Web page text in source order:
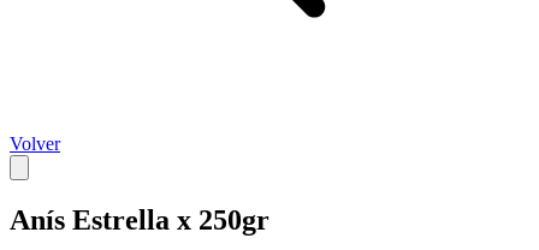
Volver
Anís Estrella x 250gr